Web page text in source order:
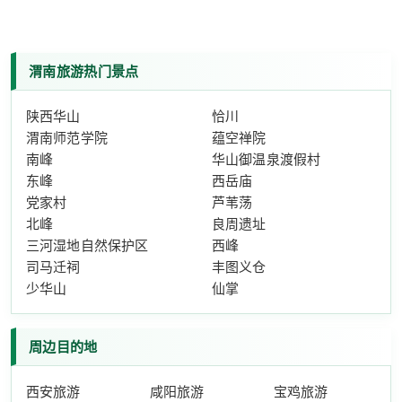
渭南旅游热门景点
陕西华山
恰川
渭南师范学院
蕴空禅院
南峰
华山御温泉渡假村
东峰
西岳庙
党家村
芦苇荡
北峰
良周遗址
三河湿地自然保护区
西峰
司马迁祠
丰图义仓
少华山
仙掌
周边目的地
西安旅游 咸阳旅游
宝鸡旅游